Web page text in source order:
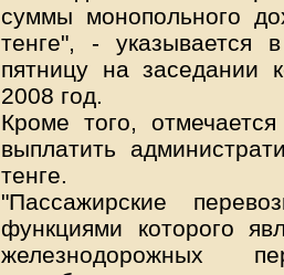
суммы монопольного
тенге", - указывается
пятницу на заседании
2008 год.
Кроме того,
выплатить
тенге.
"Пассажирские
функциями которого
железнодорожных